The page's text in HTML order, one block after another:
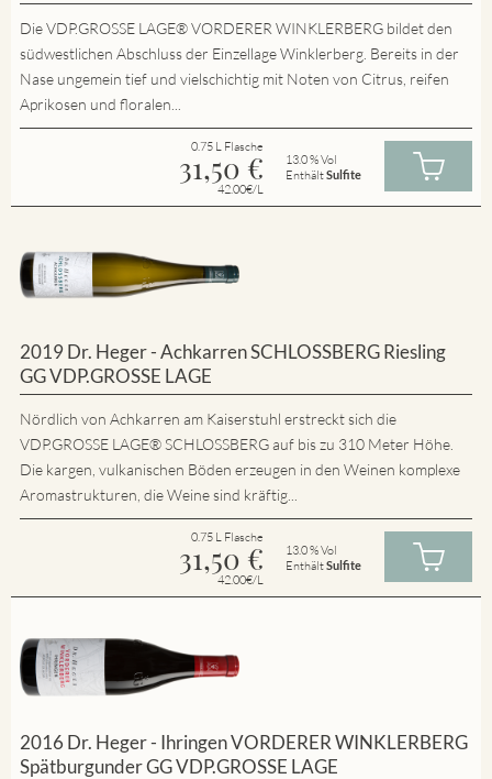
Die VDP.GROSSE LAGE® VORDERER WINKLERBERG bildet den
südwestlichen Abschluss der Einzellage Winklerberg. Bereits in der
Nase ungemein tief und vielschichtig mit Noten von Citrus, reifen
Aprikosen und floralen...
0.75 L Flasche
31,50 €
42.00€/L
13.0 % Vol
EnthältSulfite
2019 Dr. Heger - Achkarren SCHLOSSBERG Riesling
GG VDP.GROSSE LAGE
Nördlich von Achkarren am Kaiserstuhl erstreckt sich die
VDP.GROSSE LAGE® SCHLOSSBERG auf bis zu 310 Meter Höhe.
Die kargen, vulkanischen Böden erzeugen in den Weinen komplexe
Aromastrukturen, die Weine sind kräftig...
0.75 L Flasche
31,50 €
42.00€/L
13.0 % Vol
EnthältSulfite
2016 Dr. Heger - Ihringen VORDERER WINKLERBERG
Spätburgunder GG VDP.GROSSE LAGE